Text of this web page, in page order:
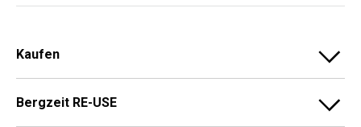
Kaufen
Bergzeit RE-USE